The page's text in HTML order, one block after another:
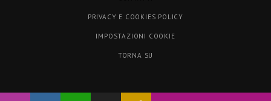
PRIVACY E COOKIES POLICY
IMPOSTAZIONI COOKIE
TORNA SU